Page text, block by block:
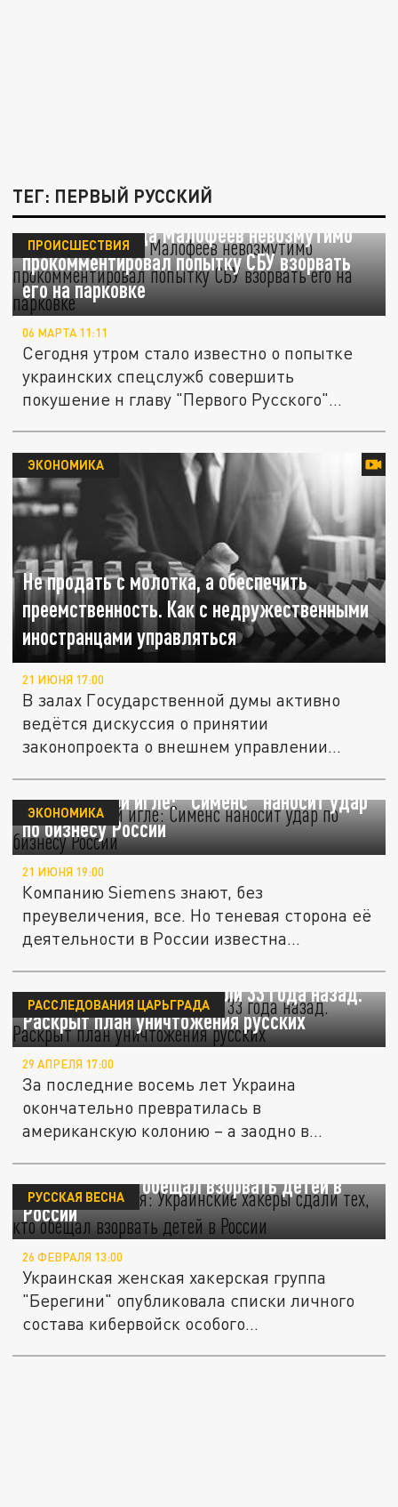
ТЕГ: ПЕРВЫЙ РУССКИЙ
Глава Царьграда Малофеев невозмутимо
прокомментировал попытку СБУ взорвать
его на парковке
ПРОИСШЕСТВИЯ
06 МАРТА 11:11
Сегодня утром стало известно о попытке
украинских спецслужб совершить
покушение н главу "Первого Русского"...
Не продать с молотка, а обеспечить
преемственность. Как с недружественными
иностранцами управляться
ЭКОНОМИКА
21 ИЮНЯ 17:00
В залах Государственной думы активно
ведётся дискуссия о принятии
законопроекта о внешнем управлении...
На кредитной игле: "Сименс" наносит удар
по бизнесу России
ЭКОНОМИКА
21 ИЮНЯ 19:00
Компанию Siemens знают, без
преувеличения, все. Но теневая сторона её
деятельности в России известна
Приговор России подписали 33 года назад.
Раскрыт план уничтожения русских
РАССЛЕДОВАНИЯ ЦАРЬГРАДА
29 АПРЕЛЯ 17:00
За последние восемь лет Украина
окончательно превратилась в
американскую колонию – а заодно в
Операция "Володя": Украинские хакеры
сдали тех, кто обещал взорвать детей в
России
РУССКАЯ ВЕСНА
26 ФЕВРАЛЯ 13:00
Украинская женская хакерская группа
"Берегини" опубликовала списки личного
состава кибервойск особого...